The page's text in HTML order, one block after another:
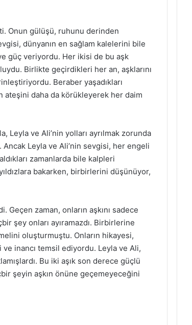
Onun gülüşü, ruhunu derinden
dünyanın en sağlam kalelerini bile
güç veriyordu. Her ikisi de bu aşk
Birlikte geçirdikleri her an, aşklarını
Beraber yaşadıkları
ateşini daha da körükleyerek her daim
Leyla ve Ali’nin yolları ayrılmak zorunda
Ancak Leyla ve Ali’nin sevgisi, her engeli
zamanlarda bile kalpleri
bakarken, birbirlerini düşünüyor,
Geçen zaman, onların aşkını sadece
şey onları ayıramazdı. Birbirlerine
oluşturmuştu. Onların hikayesi,
inancı temsil ediyordu. Leyla ve Ali,
Bu iki aşık son derece güçlü
şeyin aşkın önüne geçemeyeceğini